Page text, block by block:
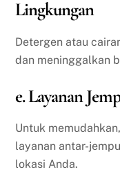
Lingkungan
Detergen atau
dan meninggalkan
e. Layanan
Untuk
layanan antar-
lokasi Anda.